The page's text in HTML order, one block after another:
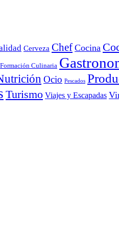
Cerveza Chef Cocina
Formación Culinaria
Ocio Pescados
Turismo Viajes y Escapadas